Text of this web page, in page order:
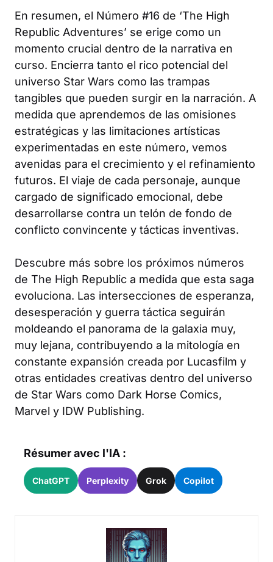
En resumen, el Número #16 de ‘The High
Republic Adventures’ se erige como un
momento crucial dentro de la narrativa en
curso. Encierra tanto el rico potencial del
universo Star Wars como las trampas
tangibles que pueden surgir en la narración. A
medida que aprendemos de las omisiones
estratégicas y las limitaciones artísticas
experimentadas en este número, vemos
avenidas para el crecimiento y el refinamiento
futuros. El viaje de cada personaje, aunque
cargado de significado emocional, debe
desarrollarse contra un telón de fondo de
conflicto convincente y tácticas inventivas.
Descubre más sobre los próximos números
de The High Republic a medida que esta saga
evoluciona. Las intersecciones de esperanza,
desesperación y guerra táctica seguirán
moldeando el panorama de la galaxia muy,
muy lejana, contribuyendo a la mitología en
constante expansión creada por Lucasfilm y
otras entidades creativas dentro del universo
de Star Wars como Dark Horse Comics,
Marvel y IDW Publishing.
Résumer avec l'IA :
ChatGPT Perplexity Grok Copilot